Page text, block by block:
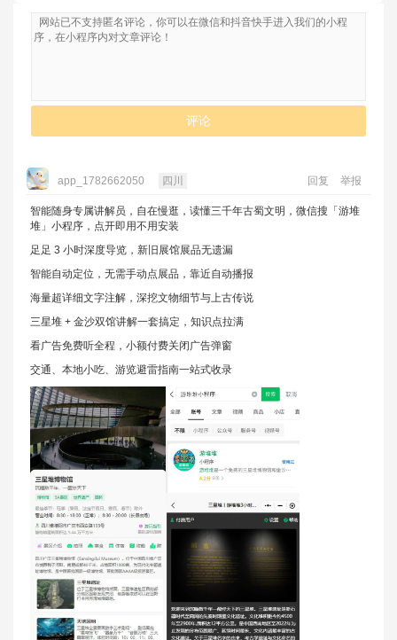
评论
app_1782662050 四川 回复 举报
智能随身专属讲解员，自在慢逛，读懂三千年古蜀文明，微信搜「游堆
堆」小程序，点开即用不用安装
足足 3 小时深度导览，新旧展馆展品无遗漏
智能自动定位，无需手动点展品，靠近自动播报
海量超详细文字注解，深挖文物细节与上古传说
三星堆 + 金沙双馆讲解一套搞定，知识点拉满
看广告免费听全程，小额付费关闭广告弹窗
交通、本地小吃、游览避雷指南一站式收录